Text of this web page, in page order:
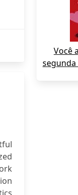
Você
segunda